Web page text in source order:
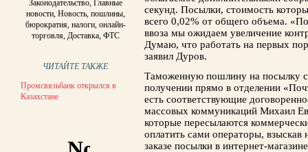
Законодательство, Главные
новости, Новость, пошлины,
бюрократия, налоги, онлайн-
торговля, Доставка, ФТС
ЧИТАЙТЕ ТАКЖЕ
Промсвязьбанк открылся в
Казахстане
секунд. Посылки, стоимость
всего 0,02% от общего объема.
ввоза мы ожидаем увеличение
Думаю, что работать на первых
заявил Дуров.
Таможенную пошлину на посылку
получении прямо в отделении
есть соответствующие
массовых коммуникаций Михаил
которые пересылаются
оплатить сами операторы,
заказе посылки в интернет-